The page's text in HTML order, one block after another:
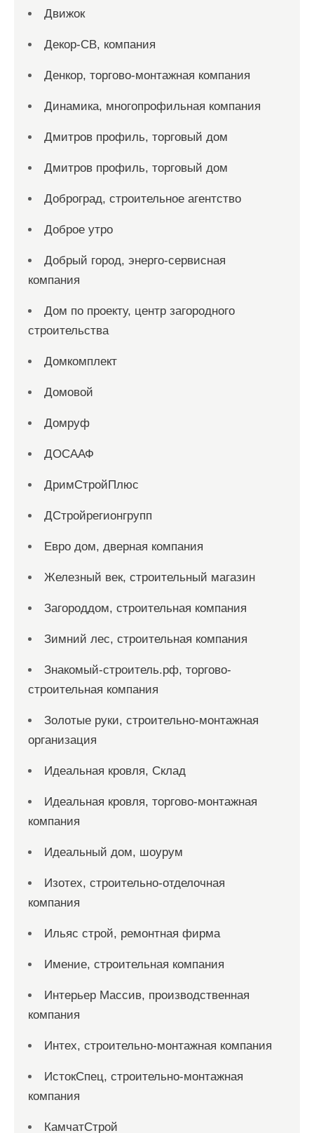
Движок
Декор-СВ, компания
Денкор, торгово-монтажная компания
Динамика, многопрофильная компания
Дмитров профиль, торговый дом
Дмитров профиль, торговый дом
Доброград, строительное агентство
Доброе утро
Добрый город, энерго-сервисная
компания
Дом по проекту, центр загородного
строительства
Домкомплект
Домовой
Домруф
ДОСААФ
ДримСтройПлюс
ДСтройрегионгрупп
Евро дом, дверная компания
Железный век, строительный магазин
Загороддом, строительная компания
Зимний лес, строительная компания
Знакомый-строитель.рф, торгово-
строительная компания
Золотые руки, строительно-монтажная
организация
Идеальная кровля, Склад
Идеальная кровля, торгово-монтажная
компания
Идеальный дом, шоурум
Изотех, строительно-отделочная
компания
Ильяс строй, ремонтная фирма
Имение, строительная компания
Интерьер Массив, производственная
компания
Интех, строительно-монтажная компания
ИстокСпец, строительно-монтажная
компания
КамчатСтрой